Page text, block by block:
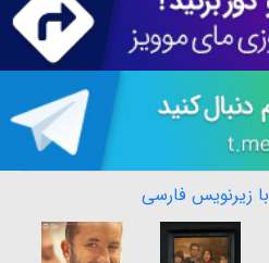
با زیرنویس فارسی